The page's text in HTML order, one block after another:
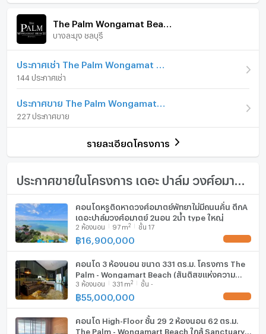
อาคาร ตึก A
2 ห้องนอน
จำนวนห้องนอน
ภายในห้อง ภายในโครงการ
เฟอร์นิเจอร์
โทรศัพท์บ้าน
เครื่องทำน้ำร้อน/น้ำอุ่น
ประตูห้องระบบ digital lock
ตู้เย็น
เครื่องดูดควัน
มีอินเตอร์เน็ตไร้สาย (Wi-Fi) ในห้องพัก
เครื่องซักผ้า
บางละมุง ชลบุรี
144 ประกาศเช่า
227 ประกาศขาย
รายละเอียดโครงการ
คอนโดหรูติดหาดวงศ์อมาตย์พัทยาไม่มีถนนคั่น ตึกA
เดอะปาล์มวงศ์อมาตย์ 2นอน 2น้ำ type ใหญ่
2 ห้องนอน 97 m2 ชั้น 17
฿16,900,000
คอนโด 3 ห้องนอน ขนาด 331 ตร.ม. โครงการ The
Palm - Wongamart Beach (สันติสุขแห่งความ
จริง) (ID 998162)
3 ห้องนอน 331 m2 ชั้น -
฿55,000,000
คอนโด High-Floor ชั้น 29 2 ห้องนอน 62 ตร.ม.
The Palm - Wongamart Beach ใกล้ Sanctuary